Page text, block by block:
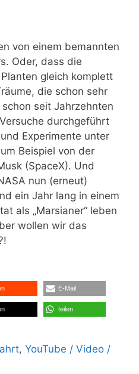
von einem bemannten
Oder, dass die
gleich komplett
die schon sehr
seit Jahrzehnten
durchgeführt
Experimente unter
Beispiel von der
(SpaceX). Und
nun (erneut)
ein Jahr lang in einem
als „Marsianer“ leben
wollen wir das
E-Mail
teilen
,YouTube / Video /